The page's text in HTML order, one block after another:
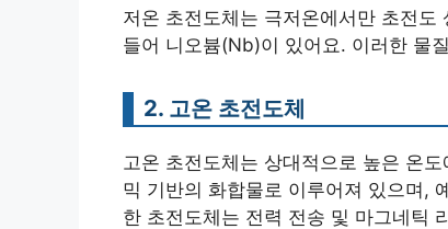
저온 초전도체는 극저온에서만 초전
들어 니오븀(Nb)이 있어요. 이러한 물
2. 고온 초전도체
고온 초전도체는 상대적으로 높은 온
믹 기반의 화합물로 이루어져 있으며,
한 초전도체는 전력 전송 및 마그네틱